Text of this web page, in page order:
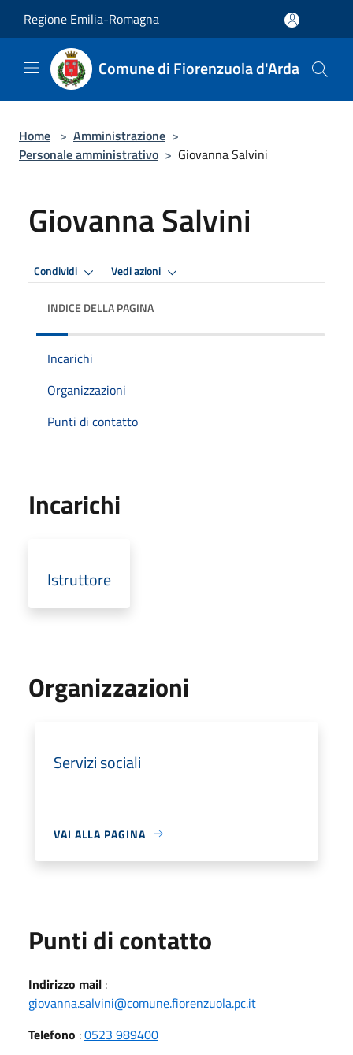
Regione Emilia-Romagna
Comune di Fiorenzuola d'Arda
Home > Amministrazione >
Personale amministrativo > Giovanna Salvini
Giovanna Salvini
Condividi Vedi azioni
INDICE DELLA PAGINA
Incarichi
Organizzazioni
Punti di contatto
Incarichi
Istruttore
Organizzazioni
Servizi sociali
VAI ALLA PAGINA
Punti di contatto
Indirizzo mail :
giovanna.salvini@comune.fiorenzuola.pc.it
Telefono :0523 989400